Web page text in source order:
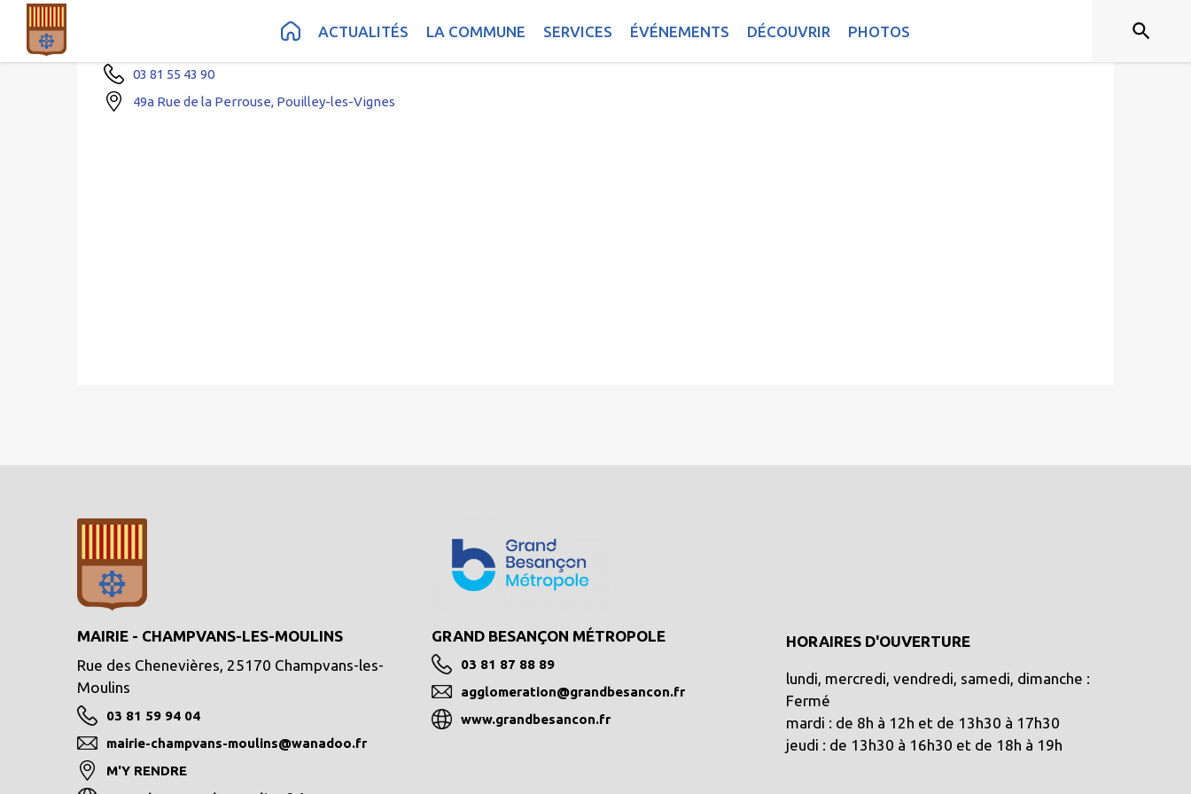
Contenu Pied de pageACTUALITÉS LA COMMUNE SERVICES ÉVÉNEMENTS DÉCOUVRIR PHOTOS
03 81 55 43 90
49a Rue de la Perrouse, Pouilley-les-Vignes
MAIRIE - CHAMPVANS-LES-MOULINS
Rue des Chenevières, 25170 Champvans-les-
Moulins
03 81 59 94 04
mairie-champvans-moulins@wanadoo.fr
M'Y RENDRE
GRAND BESANÇON MÉTROPOLE
03 81 87 88 89
agglomeration@grandbesancon.fr
www.grandbesancon.fr
HORAIRES D'OUVERTURE
lundi, mercredi, vendredi, samedi, dimanche :
Fermé
mardi : de 8h à 12h et de 13h30 à 17h30
jeudi : de 13h30 à 16h30 et de 18h à 19h